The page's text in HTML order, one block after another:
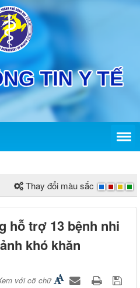
Thay đổi màu sắc
hỗ trợ 13 bệnh nhi
khó khăn
với cỡ chữ